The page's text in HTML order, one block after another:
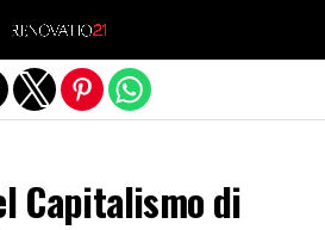
Capitalismo di
mobile version